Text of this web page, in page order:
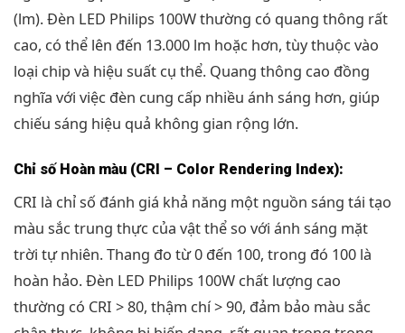
(lm). Đèn LED Philips 100W thường có quang thông rất
cao, có thể lên đến 13.000 lm hoặc hơn, tùy thuộc vào
loại chip và hiệu suất cụ thể. Quang thông cao đồng
nghĩa với việc đèn cung cấp nhiều ánh sáng hơn, giúp
chiếu sáng hiệu quả không gian rộng lớn.
Chỉ số Hoàn màu (CRI – Color Rendering Index):
CRI là chỉ số đánh giá khả năng một nguồn sáng tái tạo
màu sắc trung thực của vật thể so với ánh sáng mặt
trời tự nhiên. Thang đo từ 0 đến 100, trong đó 100 là
hoàn hảo. Đèn LED Philips 100W chất lượng cao
thường có CRI > 80, thậm chí > 90, đảm bảo màu sắc